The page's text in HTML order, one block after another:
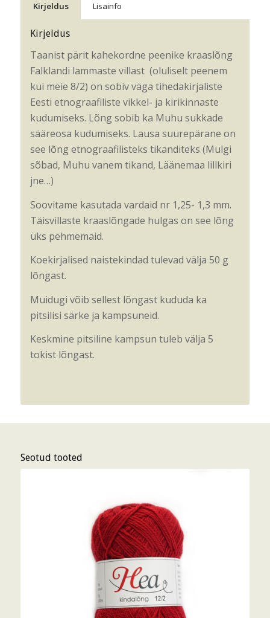
Kirjeldus Lisainfo
Kirjeldus
Taanist pärit kahekordne peenike kraaslõng
Falklandi lammaste villast (oluliselt peenem
kui meie 8/2) on sobiv väga tihedakirjaliste
Eesti etnograafiliste vikkel- ja kirikinnaste
kudumiseks. Lõng sobib ka Muhu sukkade
sääreosa kudumiseks. Lausa suurepärane on
see lõng etnograafilisteks tikanditeks (Mulgi
sõbad, Muhu vanem tikand, Läänemaa lillkiri
jne…)
Soovitame kasutada vardaid nr 1,25- 1,3 mm.
Täisvillaste kraaslõngade hulgas on see lõng
üks pehmemaid.
Koekirjalised naistekindad tulevad välja 50 g
lõngast.
Muidugi võib sellest lõngast kududa ka
pitsilisi särke ja kampsuneid.
Keskmine pitsiline kampsun tuleb välja 5
tokist lõngast.
Seotud tooted